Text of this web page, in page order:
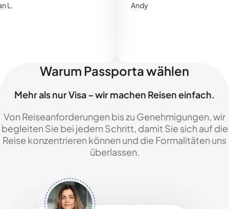
Warum Passporta wählen
Mehr als nur Visa – wir machen Reisen einfach.
Von Reiseanforderungen bis zu Genehmigungen, wir
begleiten Sie bei jedem Schritt, damit Sie sich auf die
Reise konzentrieren können und die Formalitäten uns
überlassen.